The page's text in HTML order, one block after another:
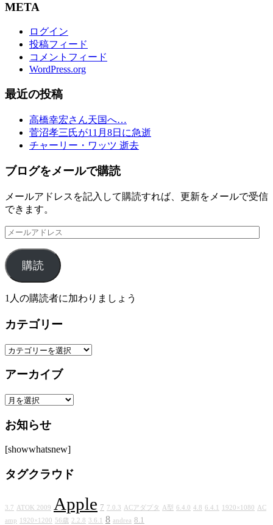
META
ログイン
投稿フィード
コメントフィード
WordPress.org
最近の投稿
高橋幸宏さん天国へ…
菅沼孝三氏が11月8日に急逝
チャーリー・ワッツ 逝去
ブログをメールで購読
メールアドレスを記入して購読すれば、更新をメールで受信
できます。
メ
ル
ア
ド
レ
購読
1人の購読者に加わりましょう
カテゴリー
カ
ゴ
ー
アーカイブ
ア
カ
ブ
お知らせ
[showwhatsnew]
タグクラウド
3.7 ATOK 2009 Apple 7 7.0.3 ACアダプタ A型 6.4.0 4.8 6.4.1 1920×1080 AC
amp 1920×1200 56歳 2.2.8 3.6.1 8 andrea 8.1